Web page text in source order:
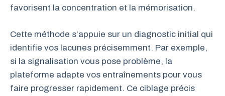
favorisent la concentration et la mémorisation.
Cette méthode s’appuie sur un diagnostic initial qui
identifie vos lacunes précisemment. Par exemple,
si la signalisation vous pose problème, la
plateforme adapte vos entraînements pour vous
faire progresser rapidement. Ce ciblage précis